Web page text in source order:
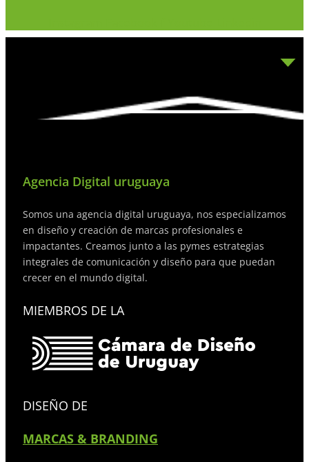
Agencia Digital uruguaya
Somos una agencia digital uruguaya, nos especializamos
en diseño y creación de marcas profesionales e
impactantes. Creamos junto a las pymes estrategias
integrales de comunicación y diseño para que puedan
crecer en el mundo digital.
MIEMBROS DE LA
DISEÑO DE
MARCAS & BRANDING